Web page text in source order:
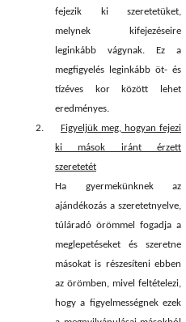
fejezik ki szeretetüket,
melynek kifejezéseire
leginkább vágynak. Ez a
megfigyelés leginkább öt- és
tízéves kor között lehet
eredményes.
2.
Figyeljük meg, hogyan fejezi
ki mások iránt érzett
szeretetét
Ha gyermekünknek az
ajándékozás a szeretetnyelve,
túláradó örömmel fogadja a
meglepetéseket és szeretne
másokat is részesíteni ebben
az örömben, mivel feltételezi,
hogy a figyelmességnek ezek